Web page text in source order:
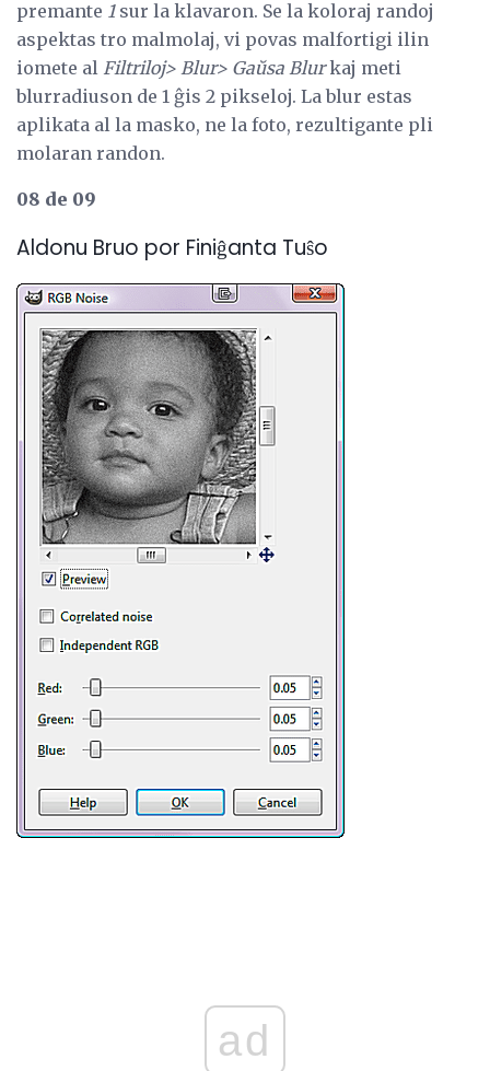
premante 1sur la klavaron. Se la koloraj randoj
aspektas tro malmolaj, vi povas malfortigi ilin
iomete al Filtriloj> Blur> Gaŭsa Blurkaj meti
blurradiuson de 1 ĝis 2 pikseloj. La blur estas
aplikata al la masko, ne la foto, rezultigante pli
molaran randon.
08 de 09
Aldonu Bruo por Finiĝanta Tuŝo
ad